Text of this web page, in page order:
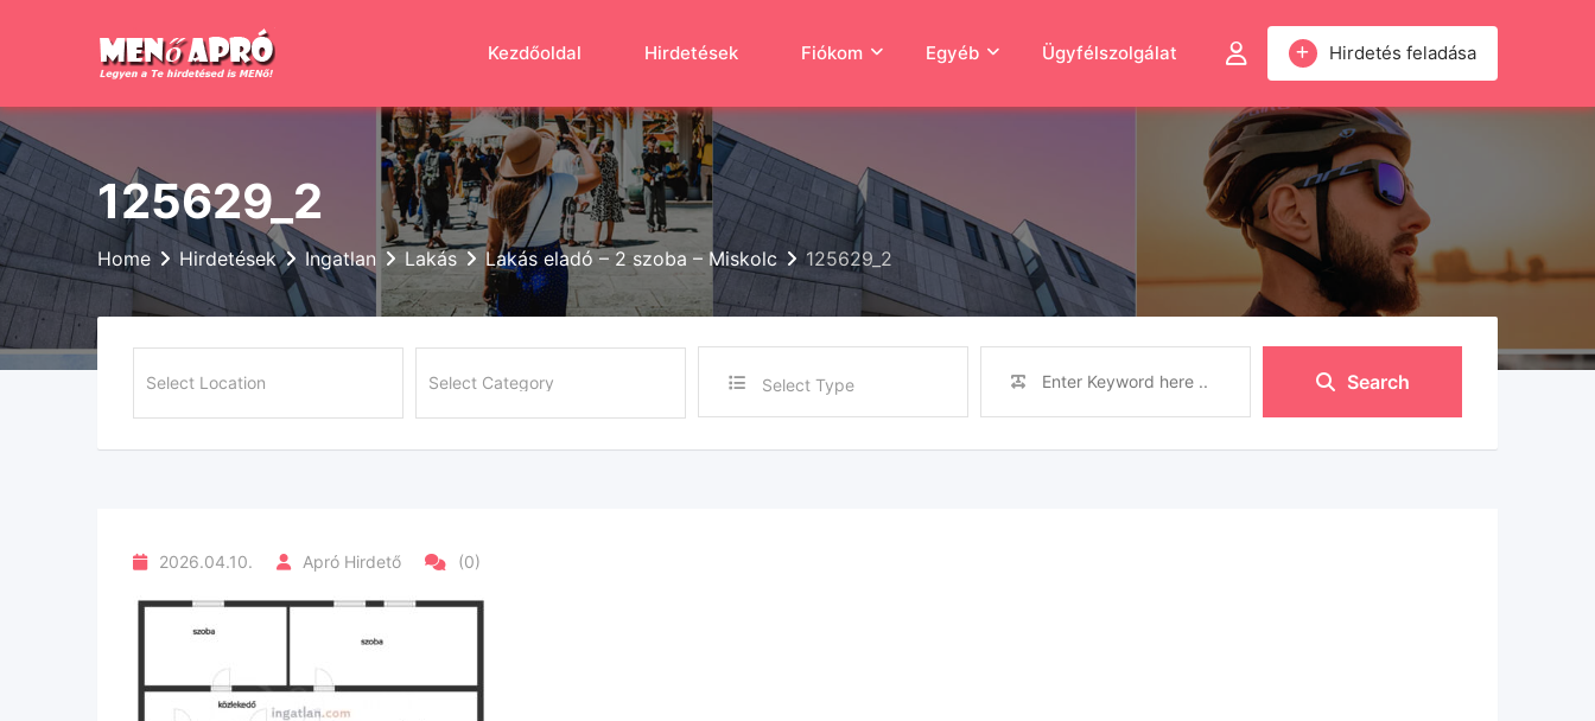
Hirdetés feladása
Kezdőoldal Hirdetések Fiókom Egyéb Ügyfélszolgálat
125629_2
Home Hirdetések Ingatlan Lakás Lakás eladó – 2 szoba – Miskolc 125629_2
Select Type Search
2026.04.10. Apró Hirdető (0)